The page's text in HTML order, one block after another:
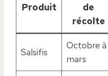
Produit
de
récolte
Salsifis
Octobre à
mars